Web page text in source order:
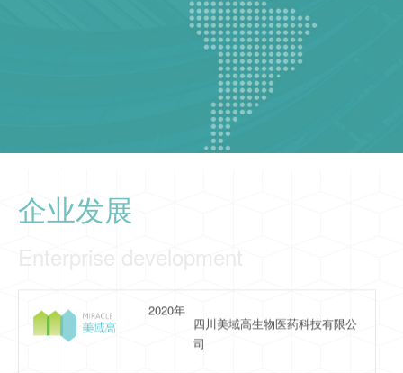
企业发展
物原料药基地,湖北美晟嘉药业有
限公司
2021.10 天府新区引进，建立研
发及注册研究中心
成立成都惟新医药科技有限公
司，高新孵化园建立独立实验室
2014年